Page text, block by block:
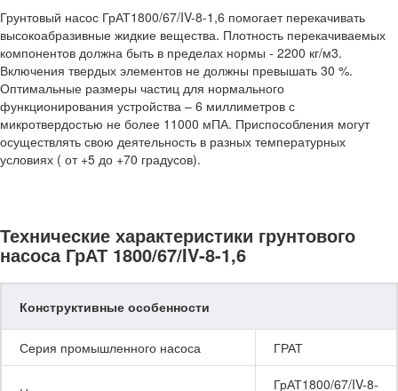
Грунтовый насос ГрАТ1800/67/IV-8-1,6 помогает перекачивать
высокоабразивные жидкие вещества. Плотность перекачиваемых
компонентов должна быть в пределах нормы - 2200 кг/м3.
Включения твердых элементов не должны превышать 30 %.
Оптимальные размеры частиц для нормального
функционирования устройства – 6 миллиметров с
микротвердостью не более 11000 мПА. Приспособления могут
осуществлять свою деятельность в разных температурных
условиях ( от +5 до +70 градусов).
Технические характеристики грунтового
насоса ГрАТ 1800/67/IV-8-1,6
Конструктивные особенности
Серия промышленного насоса ГРАТ
ГрАТ1800/67/IV-8-